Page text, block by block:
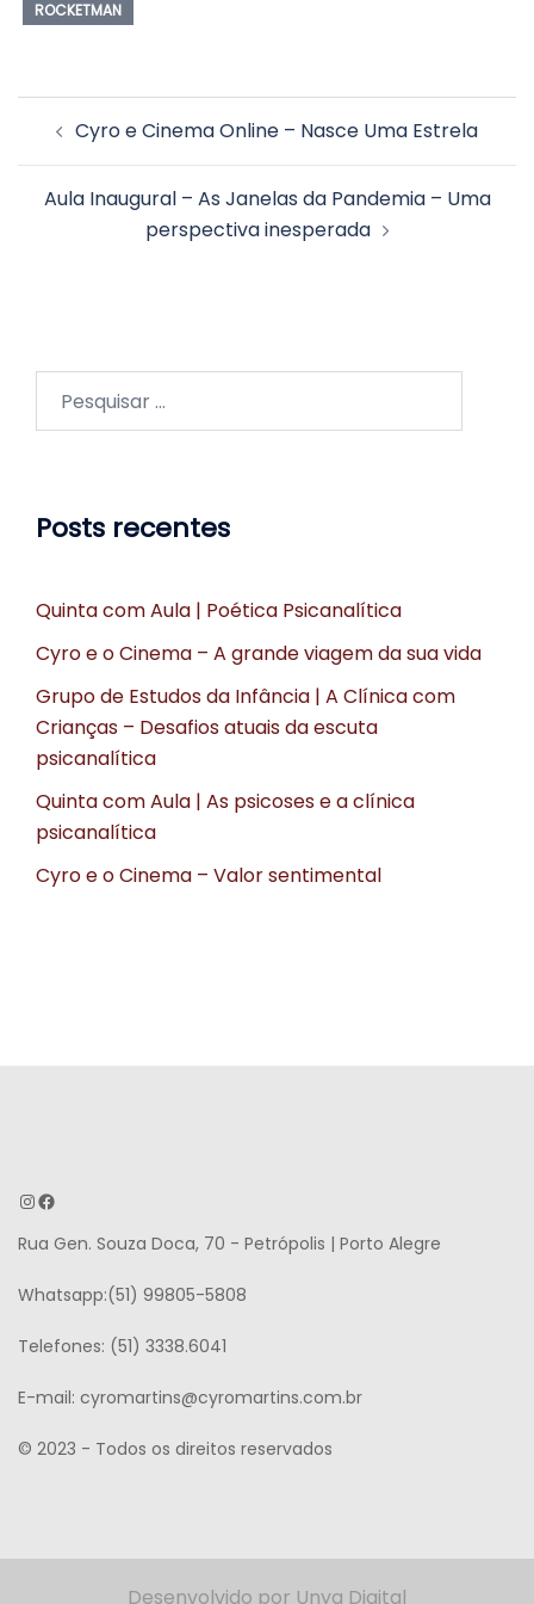
ROCKETMAN
Navegação
posts
Cyro e Cinema Online – Nasce Uma Estrela
Aula Inaugural – As Janelas da Pandemia – Uma
perspectiva inesperada
por:
Posts recentes
Quinta com Aula | Poética Psicanalítica
Cyro e o Cinema – A grande viagem da sua vida
Grupo de Estudos da Infância | A Clínica com
Crianças – Desafios atuais da escuta
psicanalítica
Quinta com Aula | As psicoses e a clínica
psicanalítica
Cyro e o Cinema – Valor sentimental
Instagram
Facebook
Rua Gen. Souza Doca, 70 - Petrópolis | Porto Alegre
Whatsapp:(51) 99805-5808
Telefones: (51) 3338.6041
E-mail: cyromartins@cyromartins.com.br
© 2023 - Todos os direitos reservados
Desenvolvido por Unya Digital